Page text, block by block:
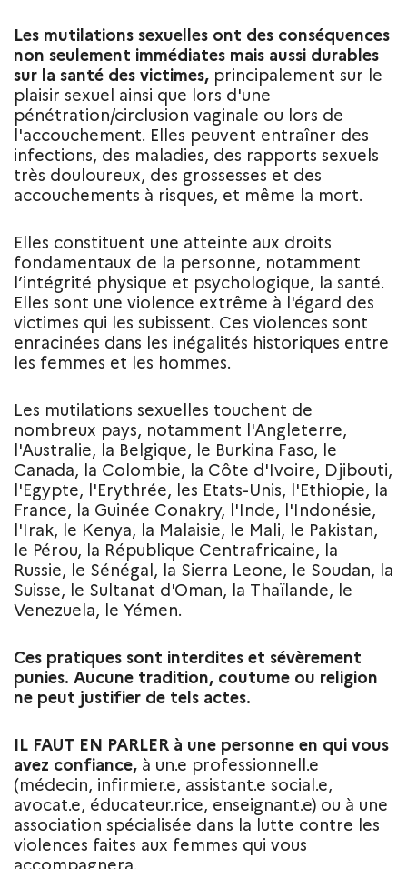
Les mutilations sexuelles ont des conséquences
non seulement immédiates mais aussi durables
sur la santé des victimes, principalement sur le
plaisir sexuel ainsi que lors d'une
pénétration/circlusion vaginale ou lors de
l'accouchement. Elles peuvent entraîner des
infections, des maladies, des rapports sexuels
très douloureux, des grossesses et des
accouchements à risques, et même la mort.
Elles constituent une atteinte aux droits
fondamentaux de la personne, notamment
l’intégrité physique et psychologique, la santé.
Elles sont une violence extrême à l'égard des
victimes qui les subissent. Ces violences sont
enracinées dans les inégalités historiques entre
les femmes et les hommes.
Les mutilations sexuelles touchent de
nombreux pays, notamment l'Angleterre,
l'Australie, la Belgique, le Burkina Faso, le
Canada, la Colombie, la Côte d'Ivoire, Djibouti,
l'Egypte, l'Erythrée, les Etats-Unis, l'Ethiopie, la
France, la Guinée Conakry, l'Inde, l'Indonésie,
l'Irak, le Kenya, la Malaisie, le Mali, le Pakistan,
le Pérou, la République Centrafricaine, la
Russie, le Sénégal, la Sierra Leone, le Soudan, la
Suisse, le Sultanat d'Oman, la Thaïlande, le
Venezuela, le Yémen.
Ces pratiques sont interdites et sévèrement
punies. Aucune tradition, coutume ou religion
ne peut justifier de tels actes.
IL FAUT EN PARLER à une personne en qui vous
avez confiance, à un.e professionnell.e
(médecin, infirmier.e, assistant.e social.e,
avocat.e, éducateur.rice, enseignant.e) ou à une
association spécialisée dans la lutte contre les
violences faites aux femmes qui vous